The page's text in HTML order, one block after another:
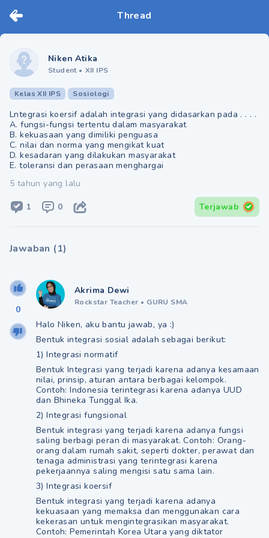
Thread
Niken Atika
Student • XII IPS
Kelas XII IPS Sosiologi
Lntegrasi koersif adalah integrasi yang didasarkan pada . . . .
A. fungsi-fungsi tertentu dalam masyarakat
B. kekuasaan yang dimiliki penguasa
C. nilai dan norma yang mengikat kuat
D. kesadaran yang dilakukan masyarakat
E. toleransi dan perasaan menghargai
5 tahun yang lalu
1 0 Terjawab
Jawaban (1)
0
Akrima Dewi
Rockstar Teacher • GURU SMA
Halo Niken, aku bantu jawab, ya :)
Bentuk integrasi sosial adalah sebagai berikut:
1) Integrasi normatif
Bentuk Integrasi yang terjadi karena adanya kesamaan
nilai, prinsip, aturan antara berbagai kelompok.
Contoh: Indonesia terintegrasi karena adanya UUD
dan Bhineka Tunggal Ika.
2) Integrasi fungsional
Bentuk integrasi yang terjadi karena adanya fungsi
saling berbagi peran di masyarakat. Contoh: Orang-
orang dalam rumah sakit, seperti dokter, perawat dan
tenaga administrasi yang terintegrasi karena
pekerjaannya saling mengisi satu sama lain.
3) Integrasi koersif
Bentuk integrasi yang terjadi karena adanya
kekuasaan yang memaksa dan menggunakan cara
kekerasan untuk mengintegrasikan masyarakat.
Contoh: Pemerintah Korea Utara yang diktator